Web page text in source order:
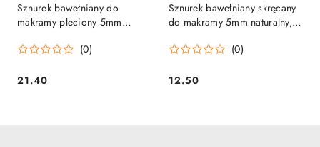
Sznurek bawełniany do
makramy pleciony 5mm
100m
(0)
Cena:
21.40
Sznurek bawełniany skręcany
do makramy 5mm naturalny,
(0)
Cena:
12.50